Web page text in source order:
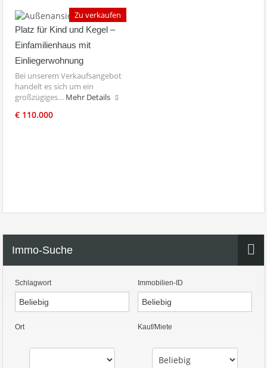
Zu verkaufen
Platz für Kind und Kegel –
Einfamilienhaus mit
Einliegerwohnung
Bei unserem Verkaufsangebot
handelt es sich um ein
großzügiges… Mehr Details
€ 110.000
Immo-Suche
Schlagwort Immobilien-ID
Ort Kauf/Miete